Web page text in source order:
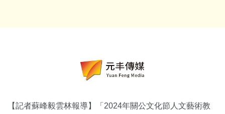
【記者蘇峰毅雲林報導】「2024年關公文化節人文藝術教